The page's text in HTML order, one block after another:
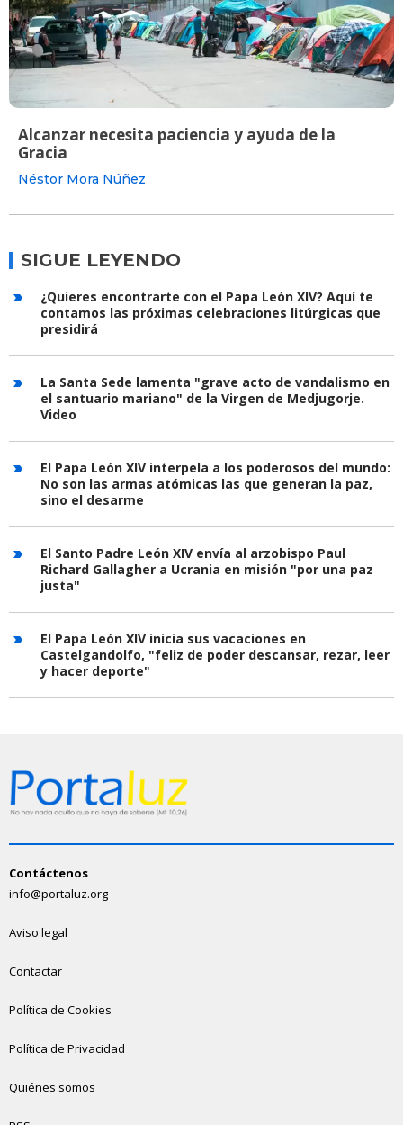
Alcanzar necesita paciencia y ayuda de la
Gracia
Néstor Mora Núñez
SIGUE LEYENDO
¿Quieres encontrarte con el Papa León XIV? Aquí te
contamos las próximas celebraciones litúrgicas que
presidirá
La Santa Sede lamenta "grave acto de vandalismo en
el santuario mariano" de la Virgen de Medjugorje.
Video
El Papa León XIV interpela a los poderosos del mundo:
No son las armas atómicas las que generan la paz,
sino el desarme
El Santo Padre León XIV envía al arzobispo Paul
Richard Gallagher a Ucrania en misión "por una paz
justa"
El Papa León XIV inicia sus vacaciones en
Castelgandolfo, "feliz de poder descansar, rezar, leer
y hacer deporte"
Contáctenos
info@portaluz.org
Aviso legal
Contactar
Política de Cookies
Política de Privacidad
Quiénes somos